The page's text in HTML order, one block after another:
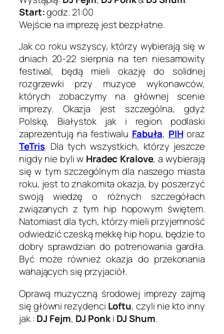
Start:godz. 21:00
Wejście na imprezę jest bezpłatne.
Jak co roku wszyscy, którzy wybierają się w
dniach 20-22 sierpnia na ten niesamowity
festiwal, będą mieli okazję do solidnej
rozgrzewki przy muzyce wykonawców,
których zobaczymy na głównej scenie
imprezy. Okazja jest szczególna, gdyż
Polskę, Białystok jak i region podlaski
zaprezentują na festiwalu Fabuła, PIH oraz
TeTris. Dla tych wszystkich, którzy jeszcze
nigdy nie byli w Hradec Kralove, a wybierają
się w tym szczególnym dla naszego miasta
roku, jest to znakomita okazja, by poszerzyć
swoją wiedzę o różnych szczegółach
związanych z tym hip hopowym świętem.
Natomiast dla tych, którzy mieli przyjemność
odwiedzić czeską mekkę hip hopu, będzie to
dobry sprawdzian do potrenowania gardła.
Być może również okazja do przekonania
wahających się przyjaciół.
Oprawą muzyczną środowej imprezy zajmą
się główni rezydenci Loftu, czyli nie kto inny
jak :DJ Fejm, DJ Ponki DJ Shum.